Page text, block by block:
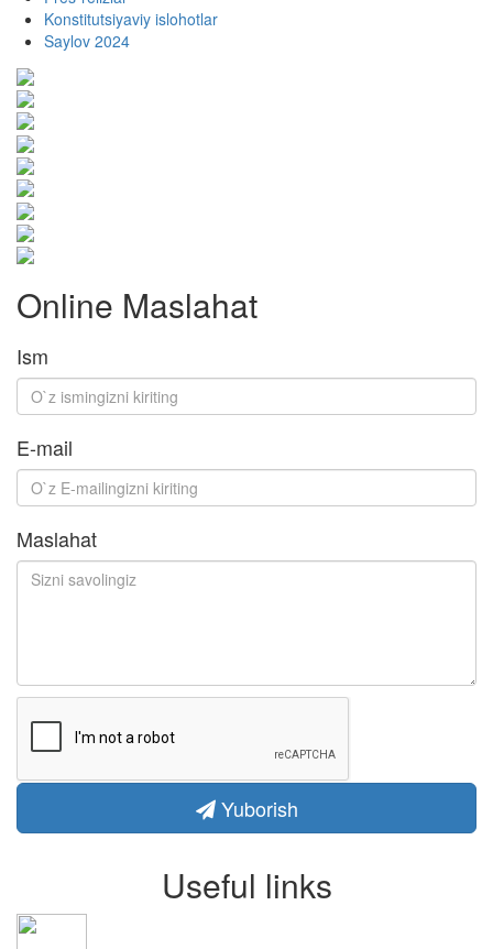
Konstitutsiyaviy islohotlar
Saylov 2024
Online Maslahat
Ism
E-mail
Maslahat
Yuborish
Useful links